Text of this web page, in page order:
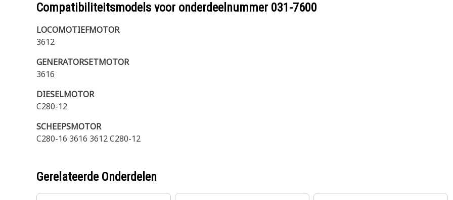
Compatibiliteitsmodels voor onderdeelnummer 031-7600
LOCOMOTIEFMOTOR
3612
GENERATORSETMOTOR
3616
DIESELMOTOR
C280-12
SCHEEPSMOTOR
C280-16 3616 3612 C280-12
Gerelateerde Onderdelen